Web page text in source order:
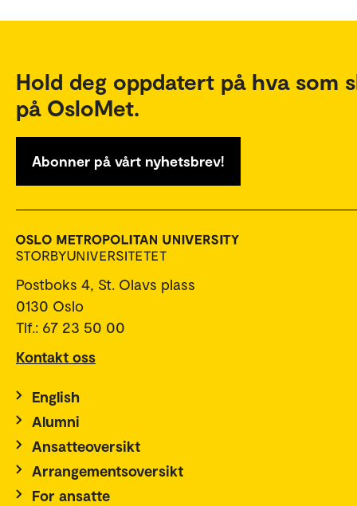
Hold deg oppdatert på hva som
på OsloMet.
Abonner på vårt nyhetsbrev!
Postboks 4, St. Olavs plass
0130 Oslo
Tlf.: 67 23 50 00
Kontakt oss
English
Alumni
Ansatteoversikt
Arrangementsoversikt
For ansatte